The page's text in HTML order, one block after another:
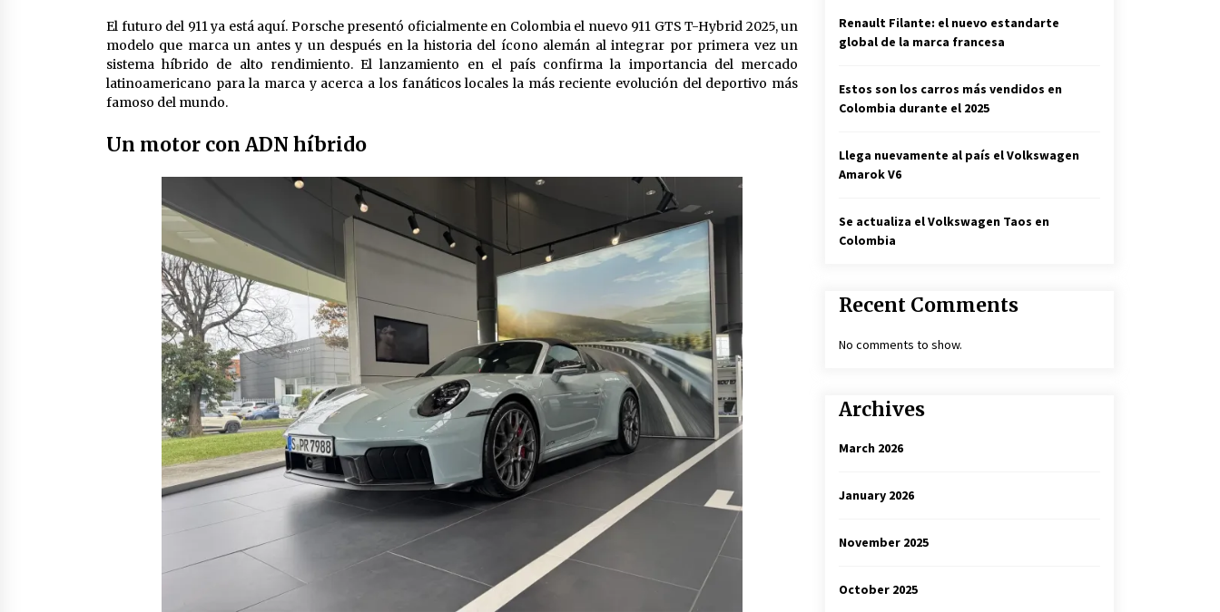
El futuro del 911 ya está aquí. Porsche presentó oficialmente en Colombia el nuevo 911 GTS T-Hybrid 2025, un
modelo que marca un antes y un después en la historia del ícono alemán al integrar por primera vez un
sistema híbrido de alto rendimiento. El lanzamiento en el país confirma la importancia del mercado
latinoamericano para la marca y acerca a los fanáticos locales la más reciente evolución del deportivo más
famoso del mundo.
Un motor con ADN híbrido
Renault Filante: el nuevo estandarte
global de la marca francesa
Estos son los carros más vendidos en
Colombia durante el 2025
Llega nuevamente al país el Volkswagen
Amarok V6
Se actualiza el Volkswagen Taos en
Colombia
Recent Comments
No comments to show.
Archives
March 2026
January 2026
November 2025
October 2025